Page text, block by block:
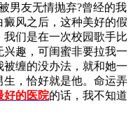
友无情抛弃?曾经的我
风之后，这种美好的假
们是在一次校园歌手比
趣，可闺蜜非要拉我一
缠的没办法，就和她一
，恰好就是他。命运弄
好的医院的话，我不知道